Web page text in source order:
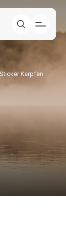
Sticker Karpfen